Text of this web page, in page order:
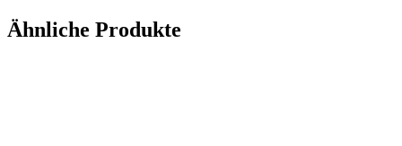
Ähnliche Produkte